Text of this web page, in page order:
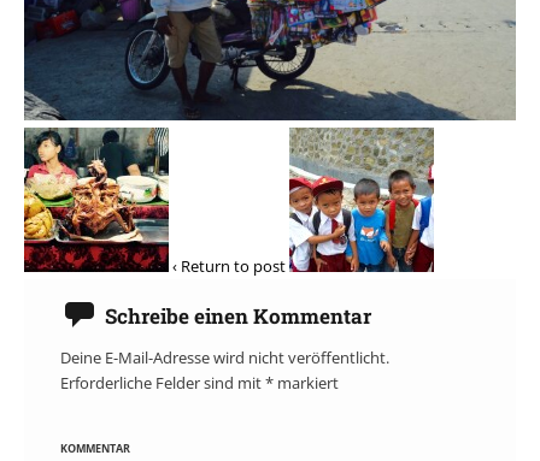
‹ Return to post
Schreibe einen Kommentar
Deine E-Mail-Adresse wird nicht veröffentlicht.
Erforderliche Felder sind mit* markiert
KOMMENTAR